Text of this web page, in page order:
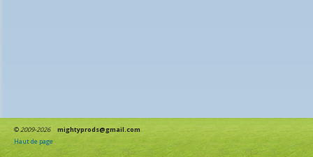
©2009-2026
mightyprods@gmail.com
Haut de page